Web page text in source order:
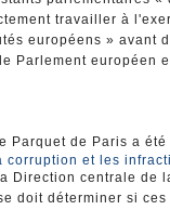
travailler à
européens » avant
Parlement européen
Parquet de Paris a
corruption et les
Direction centrale de
doit déterminer si ces